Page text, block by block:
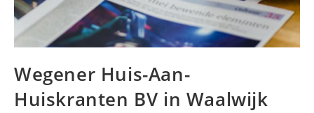
Wegener Huis-Aan-
Huiskranten BV in Waalwijk